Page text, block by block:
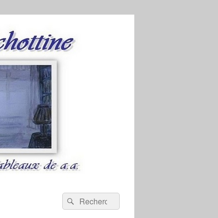
Recherche :
Rechercher